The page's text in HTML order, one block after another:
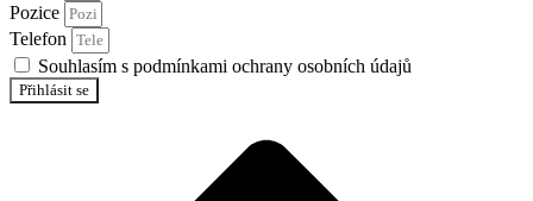
Pozice
Telefon
Souhlasím s podmínkami ochrany osobních údajů
Přihlásit se